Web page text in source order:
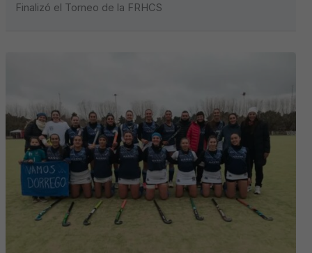
Finalizó el Torneo de la FRHCS